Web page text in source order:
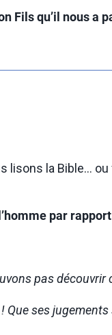
Fils qu’il nous a
lisons la Bible…
par
pas
Que ses